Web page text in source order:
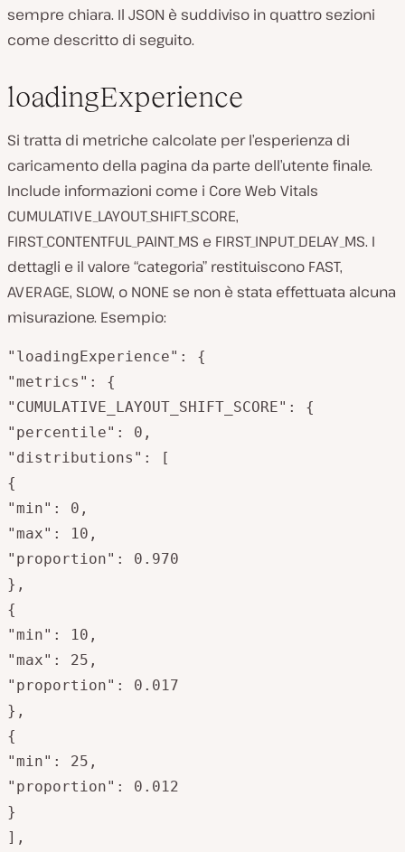
sempre chiara. Il JSON è suddiviso in quattro sezioni
come descritto di seguito.
loadingExperience
Si tratta di metriche calcolate per l’esperienza di
caricamento della pagina da parte dell’utente finale.
Include informazioni come i Core Web Vitals
CUMULATIVE_LAYOUT_SHIFT_SCORE,
FIRST_CONTENTFUL_PAINT_MS e FIRST_INPUT_DELAY_MS. I
dettagli e il valore “categoria” restituiscono FAST,
AVERAGE, SLOW, o NONE se non è stata effettuata alcuna
misurazione. Esempio:
"loadingExperience": {
"metrics": {
"CUMULATIVE_LAYOUT_SHIFT_SCORE": {
"percentile": 0,
"distributions": [
{
"min": 0,
"max": 10,
"proportion": 0.970
},
{
"min": 10,
"max": 25,
"proportion": 0.017
},
{
"min": 25,
"proportion": 0.012
}
],